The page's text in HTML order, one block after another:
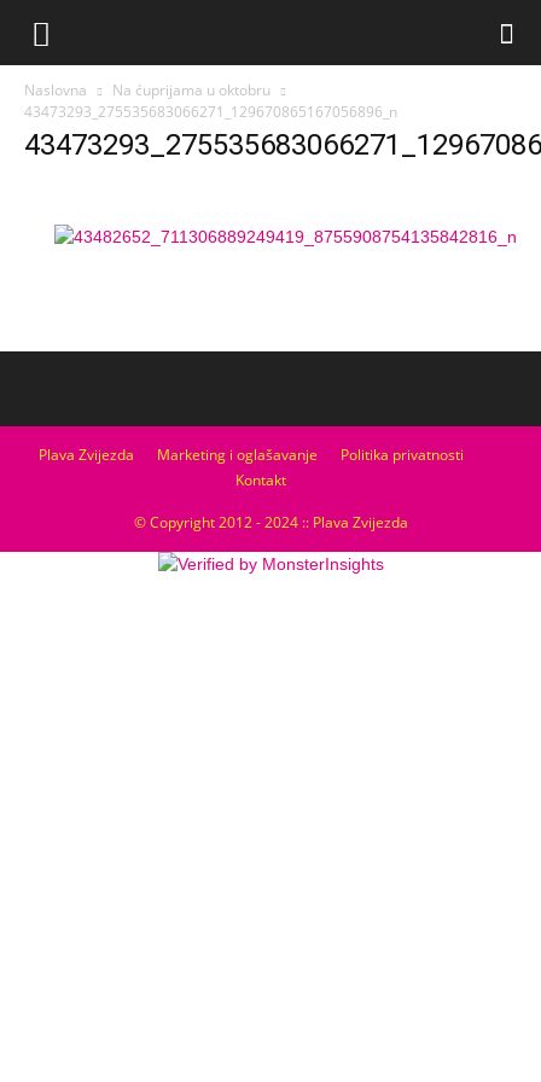
Naslovna
Na ćuprijama u oktobru
43473293_275535683066271_129670865167056896_n
Plava Zvijezda Marketing i oglašavanje
Politika privatnosti
Kontakt
© Copyright 2012 - 2024 :: Plava Zvijezda